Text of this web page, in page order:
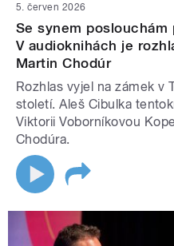
5. červen 2026
Se synem poslouchám
V audioknihách je
Martin Chodúr
Rozhlas vyjel na zámek v
století. Aleš Cibulka
Viktorii Voborníkovou
Chodúra.